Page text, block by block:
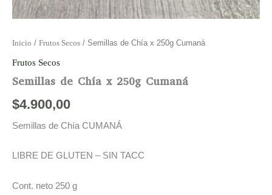
Inicio / Frutos Secos / Semillas de Chía x 250g Cumaná
Frutos Secos
Semillas de Chía x 250g Cumaná
$4.900,00
Semillas de Chía CUMANÁ
LIBRE DE GLUTEN – SIN TACC
Cont. neto 250 g